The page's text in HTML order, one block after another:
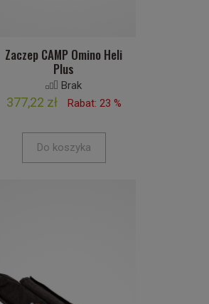
Zaczep CAMP Omino Heli
Plus
Brak
377,22 zł Rabat: 23 %
Do koszyka